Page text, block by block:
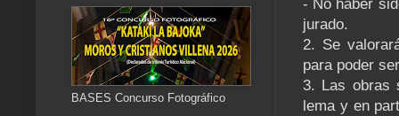
- No haber
jurado.
2. Se
para poder
3. Las obras
lema y en
BASES Concurso Fotográfico